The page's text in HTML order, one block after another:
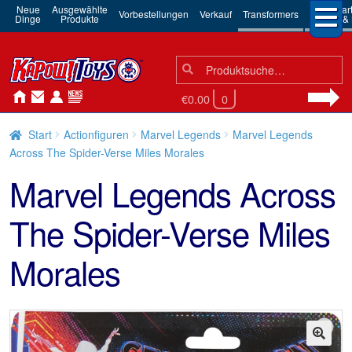
Neue
Dinge
Ausgewählte
Produkte Vorbestellungen Verkauf Transformers 3rd
Robots
Suchen
nach:
Suche
€0.00 0
Start Actionfiguren Marvel Legends
Marvel Legends
Across The Spider-Verse Miles Morales
Marvel Legends Across
The Spider-Verse Miles
Morales